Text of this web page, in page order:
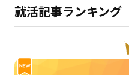
就活記事ランキング